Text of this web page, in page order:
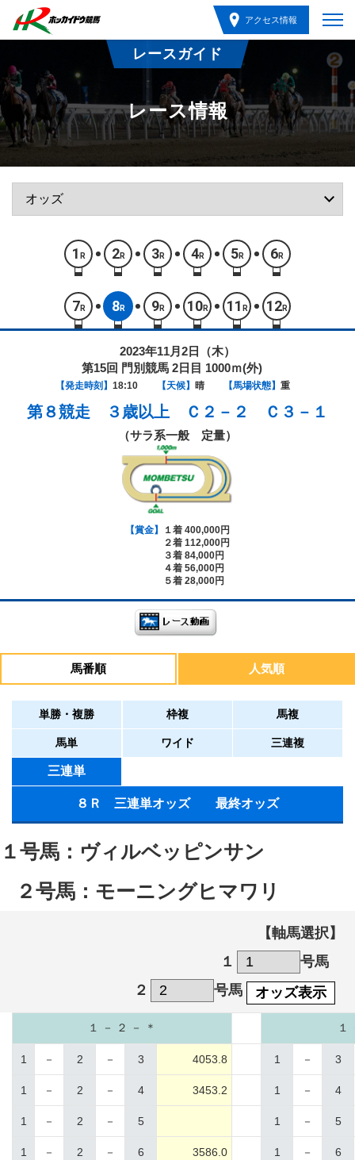
アクセス情報
レースガイド
レース情報
1 R 2R 3R 4R 5R 6R
7 R 8R 9R 10R 11 R 12R
2023年11月2日（木）
第15回 門別競馬 2日目 1000ｍ(外)
【発走時刻】 18:10 【天候】 晴 【馬場状態】 重
第８競走 ３歳以上 Ｃ２－２ Ｃ３－１
（サラ系一般 定量）
【賞金】
１着 400,000円
２着 112,000円
３着 84,000円
４着 56,000円
５着 28,000円
馬番順 人気順
単勝・複勝 枠複 馬複
馬単 ワイド 三連複
三連単
８Ｒ 三連単オッズ 最終オッズ
１号馬：ヴィルベッピンサン
２号馬：モーニングヒマワリ
【軸馬選択】
１
号馬
２
号馬 オッズ表示
１ － ２ － ＊ １
1 － 2 － 3 4053.8 1 － 3
1 － 2 － 4 3453.2 1 － 4
1 － 2 － 5 1 － 5
1 － 2 － 6 3586.0 1 － 6